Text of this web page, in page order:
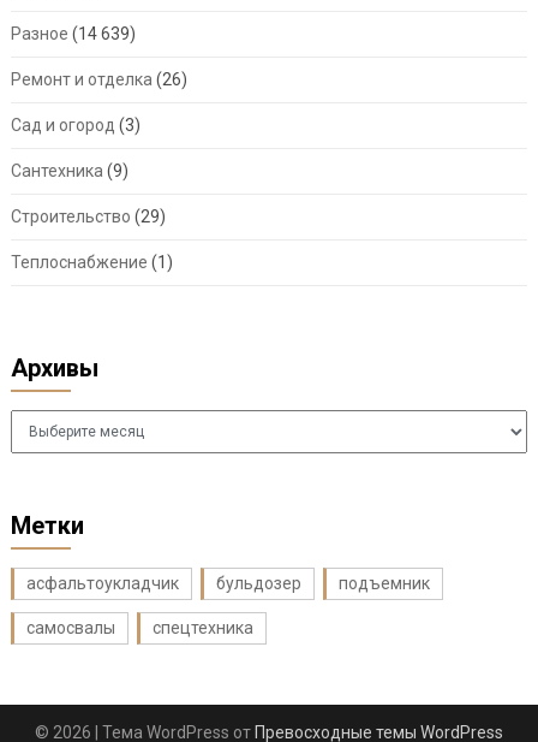
Разное (14 639)
Ремонт и отделка (26)
Сад и огород (3)
Сантехника (9)
Строительство (29)
Теплоснабжение (1)
Архивы
Архивы
Метки
асфальтоукладчик бульдозер подъемник
самосвалы спецтехника
© 2026 | Тема WordPress от Превосходные темы WordPress